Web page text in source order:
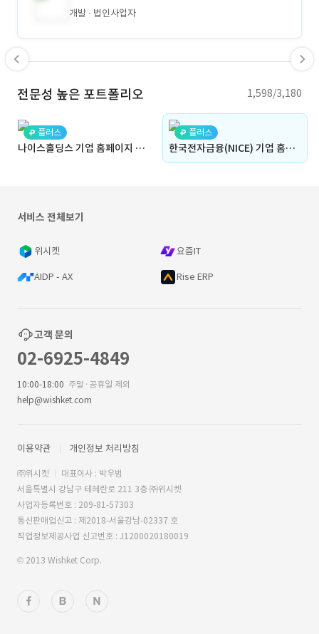
개발 법인사업자
전문성 높은 포트폴리오 1,598/3,180
플러스
나이스홀딩스 기업 홈페이지 제작 (기업홈페이지, 브랜드아이덴티티, 사용자중심UX, 반응형웹, 인터랙션UI, Admin, UIUX)
플러스
한국전자금융(NICE) 기업 홈페이지 제작 (기업홈페이지, 금융기업, 다국어지원, 브랜드스토리, IR자료실, Admin, 반응형웹, UIUX)
서비스 전체보기
위시켓 요즘IT
AIDP - AX Rise ERP
고객 문의
02-6925-4849
10:00-18:00 주말·공휴일 제외
help@wishket.com
이용약관 개인정보 처리방침
㈜위시켓
대표이사 : 박우범
서울특별시 강남구 테헤란로 211 3층 ㈜위시켓
사업자등록번호 : 209-81-57303
통신판매업신고 : 제2018-서울강남-02337 호
직업정보제공사업 신고번호 : J1200020180019
© 2013 Wishket Corp.